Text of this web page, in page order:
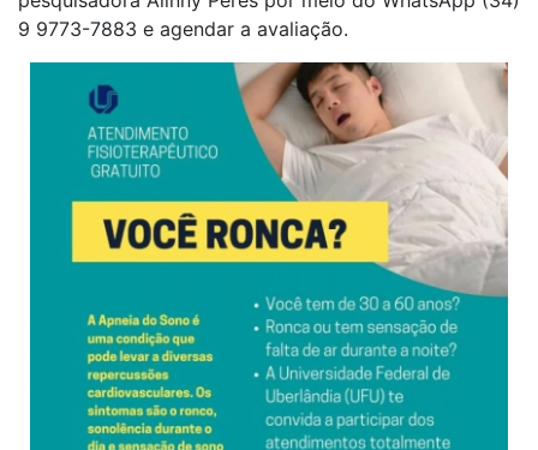
9 9773-7883 e agendar a avaliação.